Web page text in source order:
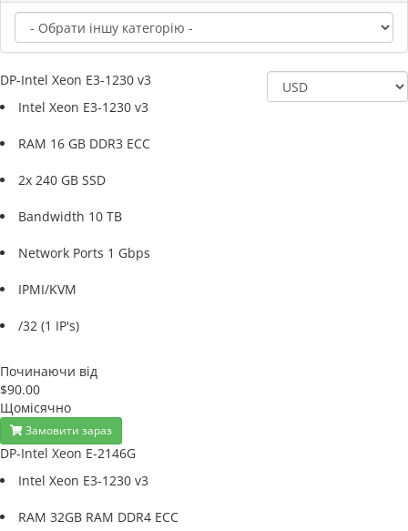
DP-Intel Xeon E3-1230 v3
Intel Xeon E3-1230 v3
RAM 16 GB DDR3 ECC
2x 240 GB SSD
Bandwidth 10 TB
Network Ports 1 Gbps
IPMI/KVM
/32 (1 IP's)
Починаючи від
$90.00
Щомісячно
Замовити зараз
DP-Intel Xeon E-2146G
Intel Xeon E3-1230 v3
RAM 32GB RAM DDR4 ECC